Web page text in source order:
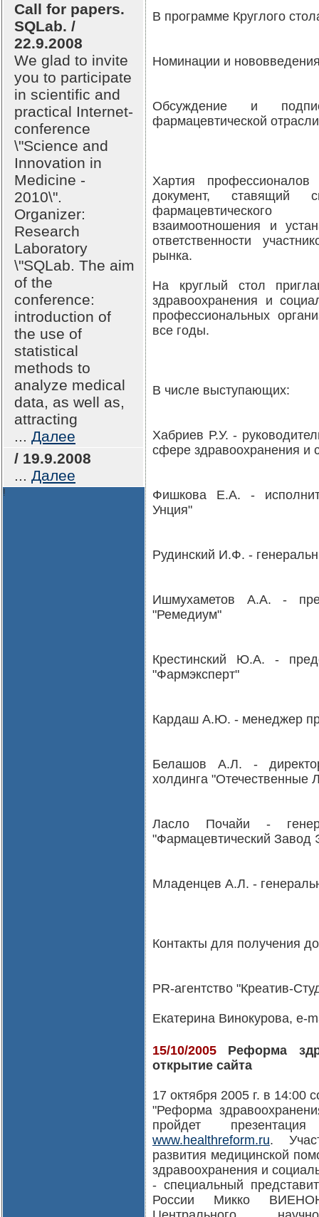
Call for papers.
SQLab. /
22.9.2008
We glad to invite
you to participate
in scientific and
practical Internet-
conference
\"Science and
Innovation in
Medicine -
2010\".
Organizer:
Research
Laboratory
\"SQLab. The aim
of the
conference:
introduction of
the use of
statistical
methods to
analyze medical
data, as well as,
attracting
... Далее
/ 19.9.2008
... Далее
!
В программе Круглого
Номинации и
Обсуждение и
фармацевтической отрасли
Хартия
документ, ставящий
взаимоотношения и
ответственности
рынка.
На круглый стол
здравоохранения и
профессиональных
все годы.
В числе выступающих:
Хабриев Р.У. -
сфере здравоохранения и
Фишкова Е.А. -
Унция"
Рудинский И.Ф. -
Ишмухаметов А.А. -
"Ремедиум"
Крестинский Ю.А. -
"Фармэксперт"
Кардаш А.Ю. - менеджер
Белашов А.Л. -
холдинга "Отечественные
Ласло Почайи -
"Фармацевтический
Младенцев А.Л. -
Контакты для получения
PR-агентство "Креатив-
Екатерина Винокурова, e-
15/10/2005 Реформа
открытие сайта
17 октября 2005 г. в 14:00
"Реформа
пройдет
www.healthreform.ru.
развития медицинской
здравоохранения и
- специальный
России Микко